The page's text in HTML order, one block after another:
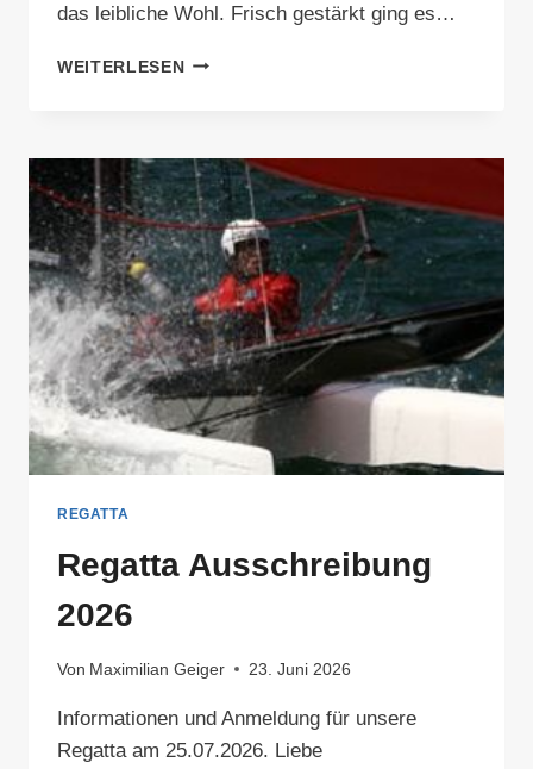
das leibliche Wohl. Frisch gestärkt ging es…
WEITERLESENFAMILIENTAG
REGATTA
Regatta Ausschreibung
2026
Von Maximilian Geiger 23. Juni 2026
Informationen und Anmeldung für unsere
Regatta am 25.07.2026. Liebe